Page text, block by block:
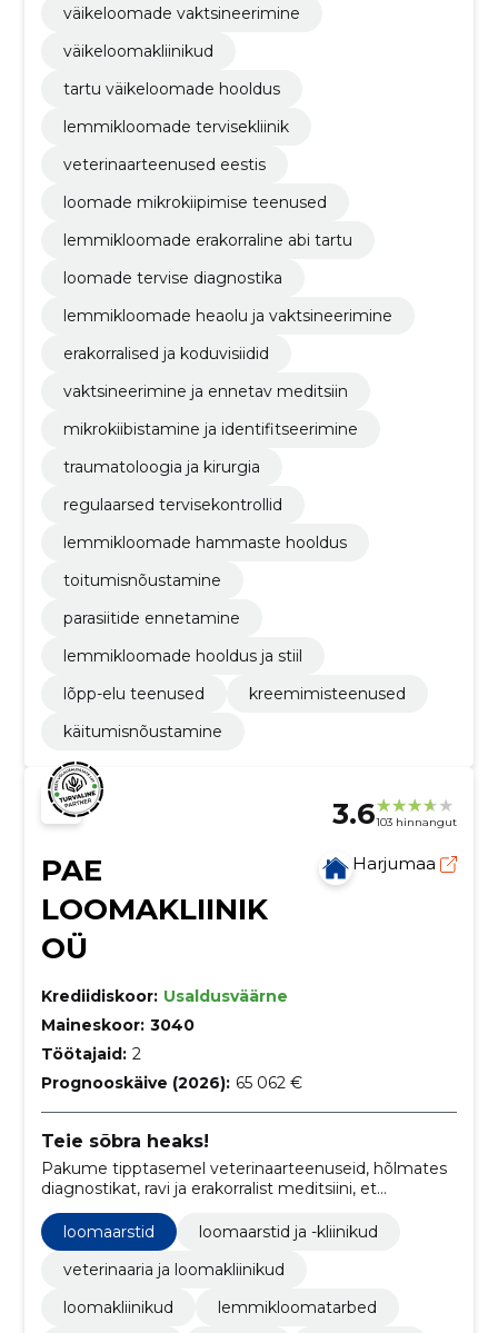
väikeloomade vaktsineerimine
väikeloomakliinikud
tartu väikeloomade hooldus
lemmikloomade tervisekliinik
veterinaarteenused eestis
loomade mikrokiipimise teenused
lemmikloomade erakorraline abi tartu
loomade tervise diagnostika
lemmikloomade heaolu ja vaktsineerimine
erakorralised ja koduvisiidid
vaktsineerimine ja ennetav meditsiin
mikrokiibistamine ja identifitseerimine
traumatoloogia ja kirurgia
regulaarsed tervisekontrollid
lemmikloomade hammaste hooldus
toitumisnõustamine
parasiitide ennetamine
lemmikloomade hooldus ja stiil
lõpp-elu teenused
kreemimisteenused
käitumisnõustamine
3.6103 hinnangut
PAE
LOOMAKLIINIK
OÜ
Harjumaa
Krediidiskoor: Usaldusväärne
Maineskoor: 3040
Töötajaid: 2
Prognooskäive (2026): 65 062 €
Teie sõbra heaks!
Pakume tipptasemel veterinaarteenuseid, hõlmates
diagnostikat, ravi ja erakorralist meditsiini, et
loomaarstid
loomaarstid ja -kliinikud
veterinaaria ja loomakliinikud
loomakliinikud
lemmikloomatarbed